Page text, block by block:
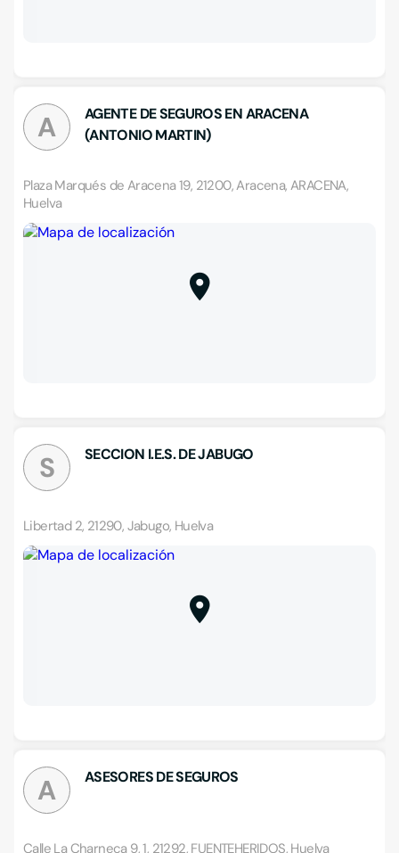
A
AGENTE DE SEGUROS EN ARACENA
(ANTONIO MARTIN)
Plaza Marqués de Aracena 19, 21200, Aracena, ARACENA,
Huelva
S SECCION I.E.S. DE JABUGO
Libertad 2, 21290, Jabugo, Huelva
A ASESORES DE SEGUROS
Calle La Charneca 9, 1, 21292, FUENTEHERIDOS, Huelva